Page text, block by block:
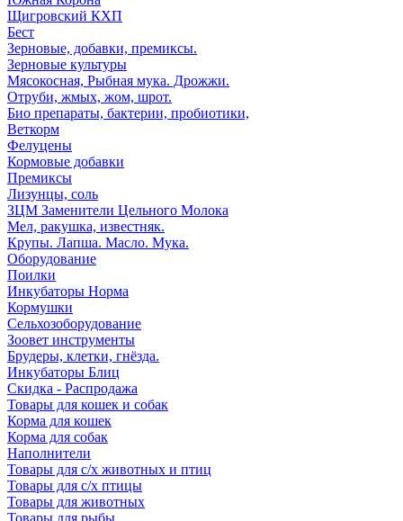
Щигровский КХП
Бест
Зерновые, добавки, премиксы.
Зерновые культуры
Мясокосная, Рыбная мука. Дрожжи.
Отруби, жмых, жом, шрот.
Био препараты, бактерии, пробиотики,
Веткорм
Фелуцены
Кормовые добавки
Премиксы
Лизунцы, соль
ЗЦМ Заменители Цельного Молока
Мел, ракушка, известняк.
Крупы. Лапша. Масло. Мука.
Оборудование
Поилки
Инкубаторы Норма
Кормушки
Сельхозоборудование
Зоовет инструменты
Брудеры, клетки, гнёзда.
Инкубаторы Блиц
Скидка - Распродажа
Товары для кошек и собак
Корма для кошек
Корма для собак
Наполнители
Товары для с/х животных и птиц
Товары для с/х птицы
Товары для животных
Товары для рыбы